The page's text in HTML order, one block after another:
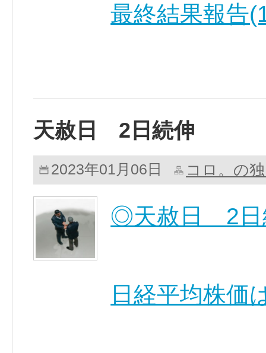
最終結果報
天赦日 2日続伸
2023年01月06日 コロ。の
◎天赦日 2日
日経平均株価